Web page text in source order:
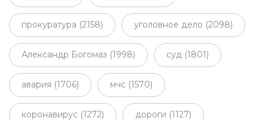
прокуратура (2158) уголовное дело (2098)
Александр Богомаз (1998) суд (1801)
авария (1706) мчс (1570)
коронавирус (1272) дороги (1127)